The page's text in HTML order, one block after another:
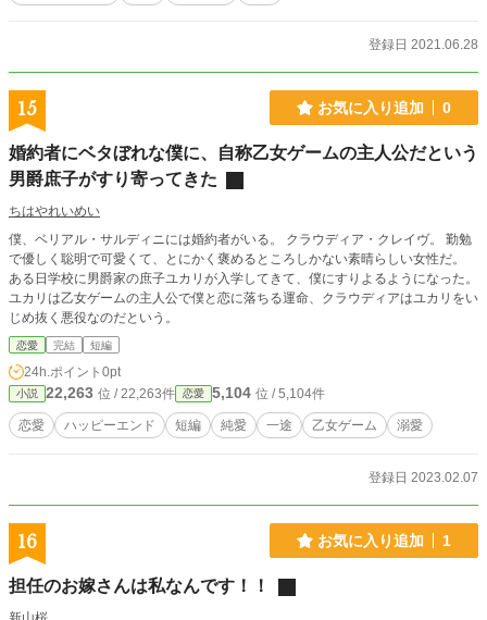
登録日 2021.06.28
15 お気に入り追加 0
婚約者にベタぼれな僕に、自称乙女ゲームの主人公だという
男爵庶子がすり寄ってきた
ちはやれいめい
僕、ベリアル・サルディニには婚約者がいる。 クラウディア・クレイヴ。 勤勉
で優しく聡明で可愛くて、とにかく褒めるところしかない素晴らしい女性だ。
ある日学校に男爵家の庶子ユカリが入学してきて、僕にすりよるようになった。
ユカリは乙女ゲームの主人公で僕と恋に落ちる運命、クラウディアはユカリをい
じめ抜く悪役なのだという。
恋愛 完結 短編
24h.ポイント 0pt
小説 22,263 位 / 22,263件 恋愛 5,104 位 / 5,104件
恋愛 ハッピーエンド 短編 純愛 一途 乙女ゲーム 溺愛
登録日 2023.02.07
16 お気に入り追加 1
担任のお嫁さんは私なんです！！